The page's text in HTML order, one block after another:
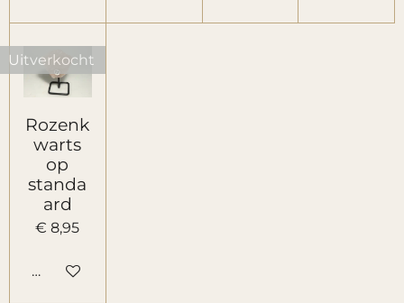
Uitverkocht
Rozenk
warts
op
standa
ard
€ 8,95
Houd mij op de hoogte